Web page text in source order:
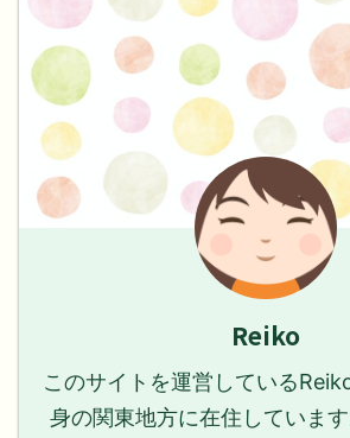
Reiko
このサイトを運営している
身の関東地方に在住していま